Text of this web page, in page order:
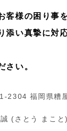
客様の困り事
添い真摯に対
さい。
2304 福岡県糟
(さとう まこと)